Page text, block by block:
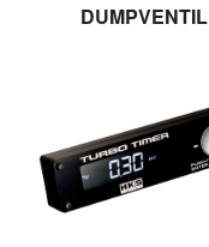
DUMPVENTIL